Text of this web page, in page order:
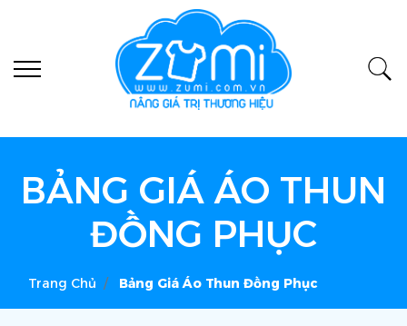
BẢNG GIÁ ÁO THUN
ĐỒNG PHỤC
Trang Chủ Bảng Giá Áo Thun Đồng Phục